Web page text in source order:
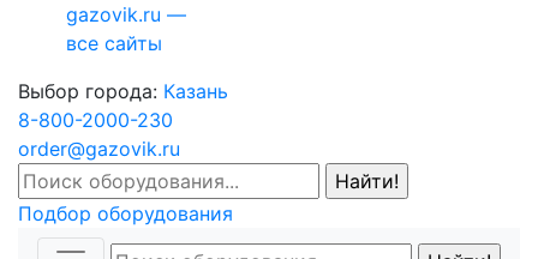
gazovik.ru —
все сайты
Выбор города: Казань
8-800-2000-230
order@gazovik.ru
Подбор оборудования